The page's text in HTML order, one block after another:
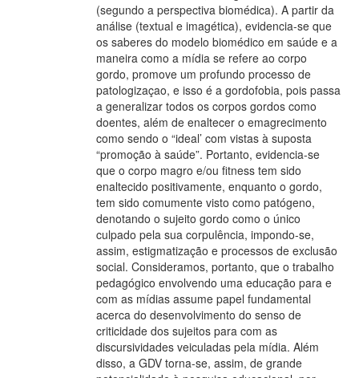
(segundo a perspectiva biomédica). A partir da
análise (textual e imagética), evidencia-se que
os saberes do modelo biomédico em saúde e a
maneira como a mídia se refere ao corpo
gordo, promove um profundo processo de
patologizaçao, e isso é a gordofobia, pois passa
a generalizar todos os corpos gordos como
doentes, além de enaltecer o emagrecimento
como sendo o “ideal’ com vistas à suposta
“promoção à saúde”. Portanto, evidencia-se
que o corpo magro e/ou fitness tem sido
enaltecido positivamente, enquanto o gordo,
tem sido comumente visto como patógeno,
denotando o sujeito gordo como o único
culpado pela sua corpulência, impondo-se,
assim, estigmatização e processos de exclusão
social. Consideramos, portanto, que o trabalho
pedagógico envolvendo uma educação para e
com as mídias assume papel fundamental
acerca do desenvolvimento do senso de
criticidade dos sujeitos para com as
discursividades veiculadas pela mídia. Além
disso, a GDV torna-se, assim, de grande